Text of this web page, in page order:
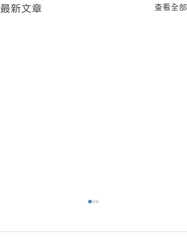
最新文章 查看全部